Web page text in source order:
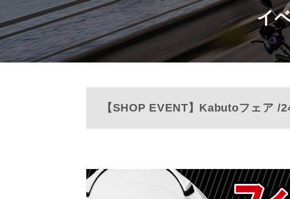
イ
【SHOP EVENT】Kabutoフェア /